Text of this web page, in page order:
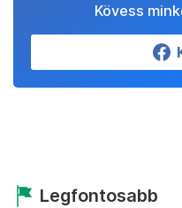
Kövess
Legfontosabb